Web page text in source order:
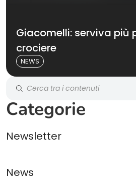
Giacomelli: serviva più
crociere
NEWS
Categorie
Newsletter
News